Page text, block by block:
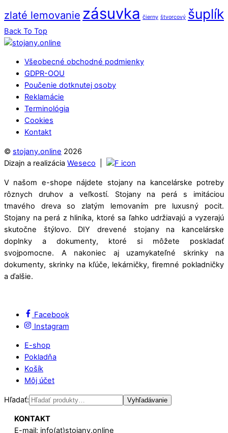
zlaté lemovanie zásuvka čierny štvorcový šuplík
Back To Top
Všeobecné obchodné podmienky
GDPR-OOU
Poučenie dotknutej osoby
Reklamácie
Terminológia
Cookies
Kontakt
© stojany.online 2026
Dizajn a realizácia Weseco
V našom e-shope nájdete stojany na kancelárske potreby
rôznych druhov a veľkostí. Stojany na perá s imitáciou
tmavého dreva so zlatým lemovaním pre luxusný pocit.
Stojany na perá z hliníka, ktoré sa ľahko udržiavajú a vyzerajú
skutočne štýlovo. DIY drevené stojany na kancelárske
doplnky a dokumenty, ktoré si môžete poskladať
svojpomocne. A nakoniec aj uzamykateľné skrinky na
dokumenty, skrinky na kľúče, lekárničky, firemné pokladničky
a ďalšie.
Facebook
Instagram
E-shop
Pokladňa
Košík
Môj účet
Hľadať: Vyhľadávanie
KONTAKT
E-mail: info(at)stojany.online